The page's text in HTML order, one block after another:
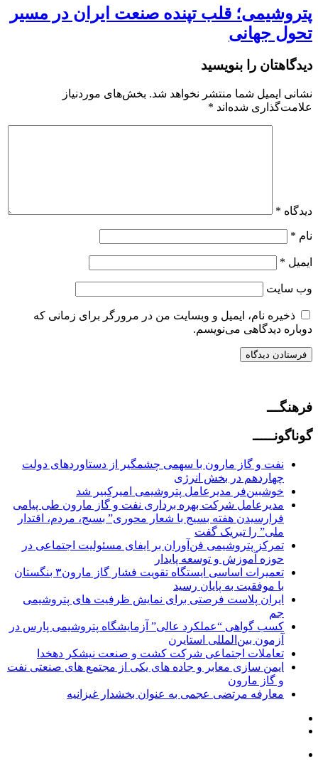
پتروشیمی؛ قلب تپنده صنعت ایران در مسیر
تحول جهانی
دیدگاهتان را بنویسید
نشانی ایمیل شما منتشر نخواهد شد. بخش‌های موردنیاز
علامت‌گذاری شده‌اند *
دیدگاه *
نام *
ایمیل *
وب‌ سایت
ذخیره نام، ایمیل و وبسایت من در مرورگر برای زمانی که
دوباره دیدگاهی می‌نویسم.
فرهنگـــ
گوناگونـــــ
نفت و گاز مارون با سهمی چشمگیر از دستاوردهای دولت
چهاردهم در بخش انرژی
خوشبین‌فر مدیرعامل پتروشیمی امیرکبیر شد
مدیرعامل شرکت بهره برداری نفت و گاز مارون طی پیامی
فرارسیدن هفته بسیج با شعار محوری” بسیج، مردم، اقتدار
ملی” را تبریک گفت
تمرکز پتروشیمی فن‌آوران بر ایفای مسئولیت اجتماعی در
حوزه آموزش و توسعه پایدار
تعمیرات اساسی ایستگاه تقویت فشار گاز مارون۳ بنگستان
با موفقیت به پایان رسید
ایران پلاست فرصتی برای نمایش ظرفیت های پتروشیمی
جم
کسب گواهی “عملکرد عالی” آزمایشگاه پتروشیمی پارس در
آزمون بین‌المللی استایرن
تعاملات اجتماعی شرکت کشت و صنعت نیشکر دهخدا
ایمن سازی معابر و جاده های یکی از مجتمع های صنعتی نفت
و گاز مارون
معارفه مرتضی عجمی به عنوان بخشدار غیزانیه